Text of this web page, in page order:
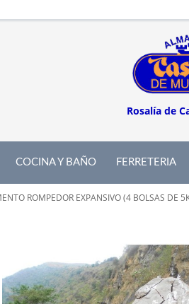
Rosalía de
COCINA Y BAÑO FERRETERIA
ROMPEDOR EXPANSIVO (4 BOLSAS DE